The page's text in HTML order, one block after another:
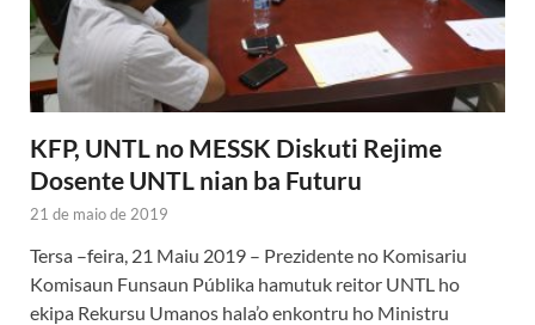
KFP, UNTL no MESSK Diskuti Rejime
Dosente UNTL nian ba Futuru
21 de maio de 2019
Tersa –feira, 21 Maiu 2019 – Prezidente no Komisariu
Komisaun Funsaun Públika hamutuk reitor UNTL ho
ekipa Rekursu Umanos hala’o enkontru ho Ministru